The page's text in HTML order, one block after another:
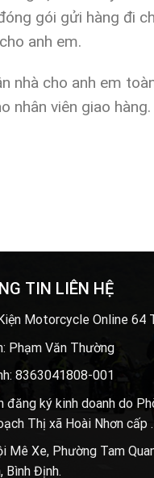
gói gửi hàng đi
anh em.
nhà cho anh em
nhân viên giao hàng.
TIN LIÊN HỆ
Motorcycle Online 64
Phạm Văn Thường
8363041808-001
đăng ký kinh doanh do
Thị xã Hoài Nhơn cấp .
Mê Xe, Phường Tam
Bình Định.